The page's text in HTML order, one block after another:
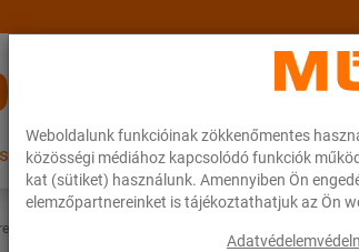
Weboldalunk funkcióinak zökkenőmentes
közösségi médiához kapcsolódó funkciók
kat (sütiket) használunk. Amennyiben Ön
elemzőpartnereinket is tájékoztathatjuk az Ön
Megoldások A MÜPRO-ról
anyagok